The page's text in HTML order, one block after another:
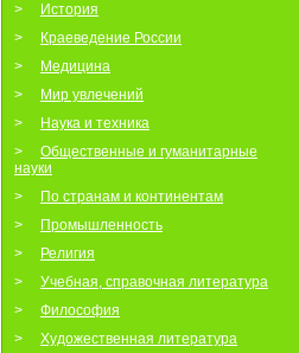
История
Краеведение России
Медицина
Мир увлечений
Наука и техника
Общественные и гуманитарные
науки
По странам и континентам
Промышленность
Религия
Учебная, справочная литература
Философия
Художественная литература